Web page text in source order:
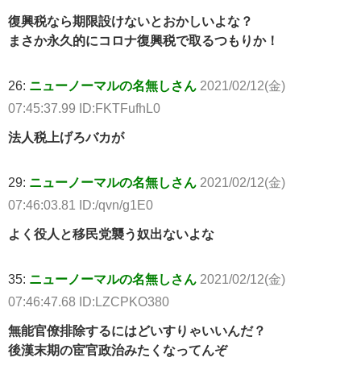
復興税なら期限設けないとおかしいよな？
まさか永久的にコロナ復興税で取るつもりか！
26: ニューノーマルの名無しさん 2021/02/12(金)
07:45:37.99 ID:FKTFufhL0
法人税上げろバカが
29: ニューノーマルの名無しさん 2021/02/12(金)
07:46:03.81 ID:/qvn/g1E0
よく役人と移民党襲う奴出ないよな
35: ニューノーマルの名無しさん 2021/02/12(金)
07:46:47.68 ID:LZCPKO380
無能官僚排除するにはどいすりゃいいんだ？
後漢末期の宦官政治みたくなってんぞ